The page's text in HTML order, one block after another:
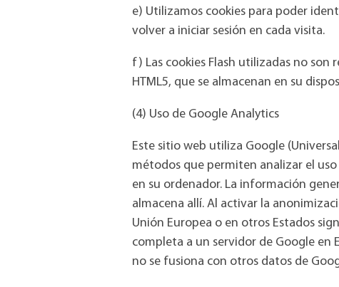
e) Utilizamos cookies para poder
volver a iniciar sesión en cada visita.
f) Las cookies Flash utilizadas no
HTML5, que se almacenan en su
(4) Uso de Google Analytics
Este sitio web utiliza Google
métodos que permiten analizar el
en su ordenador. La información
almacena allí. Al activar la
Unión Europea o en otros Estados
completa a un servidor de Google en
no se fusiona con otros datos de